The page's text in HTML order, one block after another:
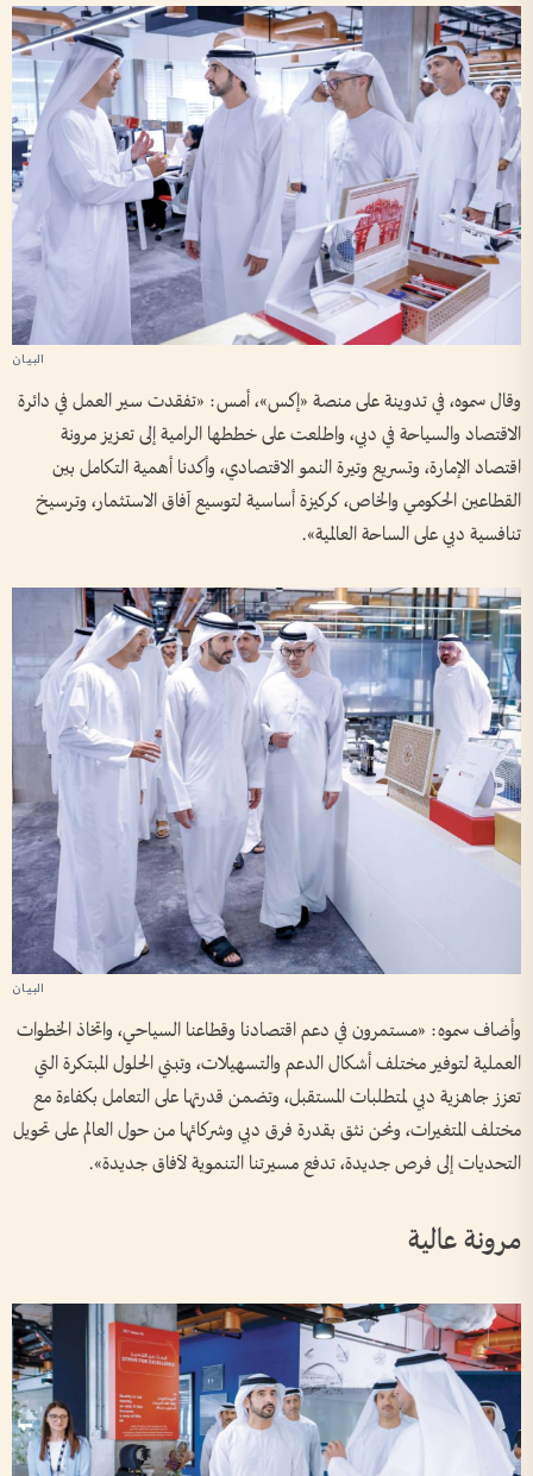
وقال سموه، في تدوينة على منصة «إكس»، أمس: «تفقدت سير العمل في دائرة
الاقتصاد والسياحة في دبي، واطلعت على خططها الرامية إلى تعزيز مرونة
اقتصاد الإمارة، وتسريع وتيرة النمو الاقتصادي، وأكدنا أهمية التكامل بين
القطاعين الحكومي والخاص، كركيزة أساسية لتوسيع آفاق الاستثمار، وترسيخ
تنافسية دبي على الساحة العالمية».
وأضاف سموه: «مستمرون في دعم اقتصادنا وقطاعنا السياحي، واتخاذ الخطوات
العملية لتوفير مختلف أشكال الدعم والتسهيلات، وتبني الحلول المبتكرة التي
تعزز جاهزية دبي لمتطلبات المستقبل، وتضمن قدرتها على التعامل بكفاءة مع
مختلف المتغيرات، ونحن نثق بقدرة فرق دبي وشركائها من حول العالم على تحويل
التحديات إلى فرص جديدة، تدفع مسيرتنا التنموية لآفاق جديدة».
مرونة عالية